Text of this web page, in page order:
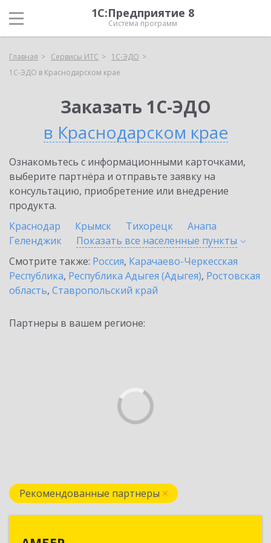
1С:Предприятие 8
Система программ
Главная Сервисы ИТС
1С-ЭДО
1С-ЭДО в Краснодарском крае
Заказать 1С-ЭДО
в Краснодарском крае
Ознакомьтесь с информационными карточками,
выберите партнёра и отправьте заявку на
консультацию, приобретение или внедрение
продукта.
Краснодар
Крымск Тихорецк
Анапа
Геленджик
Показать все населенные пункты
Смотрите также: Россия, Карачаево-Черкесская
Республика, Республика Адыгея (Адыгея), Ростовская
область, Ставропольский край
Партнеры в вашем регионе:
Рекомендованные партнеры